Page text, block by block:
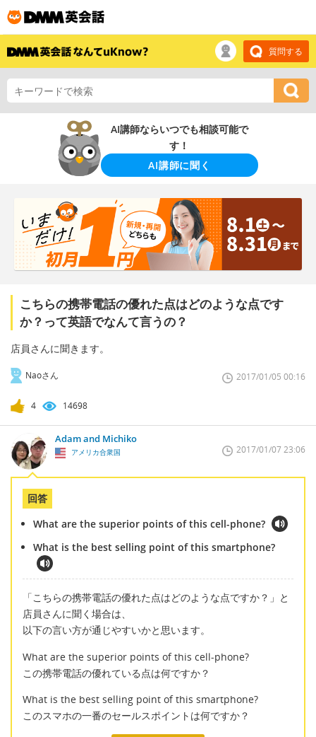
質問する
AI講師ならいつでも相談可能で
す！
AI講師に聞く
こちらの携帯電話の優れた点はどのような点です
か？って英語でなんて言うの？
店員さんに聞きます。
Naoさん 2017/01/05 00:16
4 14698
Adam and Michiko
アメリカ合衆国 2017/01/07 23:06
回答
What are the superior points of this cell-phone?
What is the best selling point of this smartphone?
「こちらの携帯電話の優れた点はどのような点ですか？」と
店員さんに聞く場合は、
以下の言い方が通じやすいかと思います。
What are the superior points of this cell-phone?
この携帯電話の優れている点は何ですか？
What is the best selling point of this smartphone?
このスマホの一番のセールスポイントは何ですか？